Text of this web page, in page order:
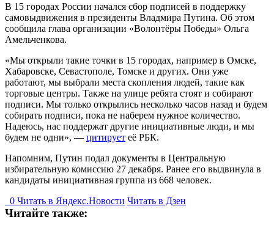
В 15 городах России начался сбор подписей в поддержку
самовыдвижения в президенты Владмира Путина. Об этом
сообщила глава организации «Волонтёры Победы» Ольга
Амельченкова.
«Мы открыли такие точки в 15 городах, например в Омске,
Хабаровске, Севастополе, Томске и других. Они уже
работают, мы выбрали места скопления людей, такие как
торговые центры. Также на улице ребята стоят и собирают
подписи. Мы только открылись несколько часов назад и будем
собирать подписи, пока не наберем нужное количество.
Надеюсь, нас поддержат другие инициативные люди, и мы
будем не одни», — цитирует её РБК.
Напомним, Путин подал документы в Центральную
избирательную комиссию 27 декабря. Ранее его выдвинула в
кандидаты инициативная группа из 668 человек.
0 Читать в Яндекс.Новости Читать в Дзен
Читайте также: